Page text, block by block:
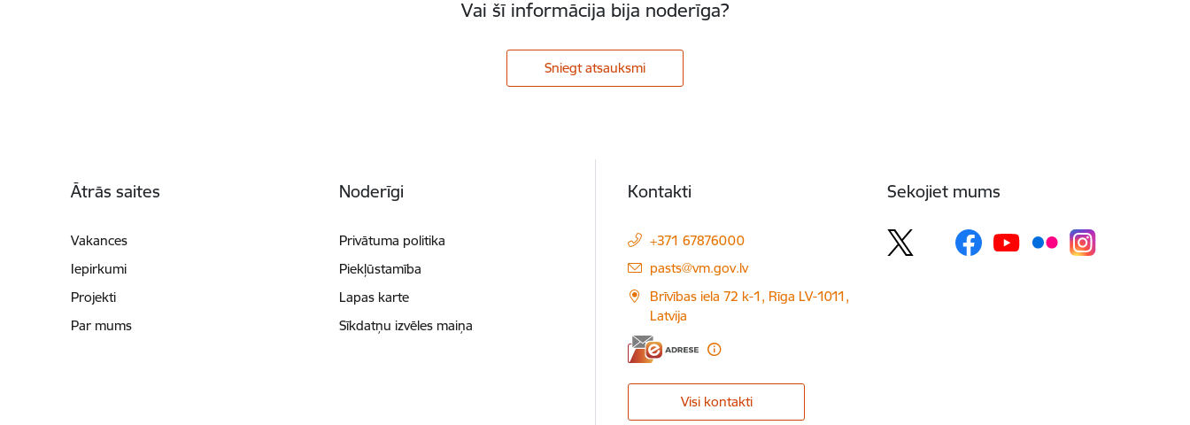
Vai šī informācija bija noderīga?
Sniegt atsauksmi
Ātrās saites
Vakances
Iepirkumi
Projekti
Par mums
Noderīgi
Privātuma politika
Piekļūstamība
Lapas karte
Sīkdatņu izvēles maiņa
Kontakti
+371 67876000
E-pasts:
pasts@vm.gov.lv
Brīvības iela 72 k-1, Rīga LV-1011,
Latvija
Visi kontakti
Sekojiet mums